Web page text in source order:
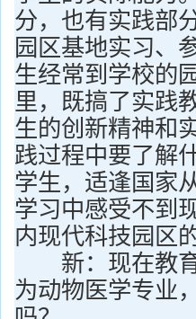
分，也有实践部
园区基地实习、
生经常到学校的
里，既搞了实践
生的创新精神和
践过程中要了解
学生，适逢国家
学习中感受不到
内现代科技园区
新：现在教育
为动物医学专业